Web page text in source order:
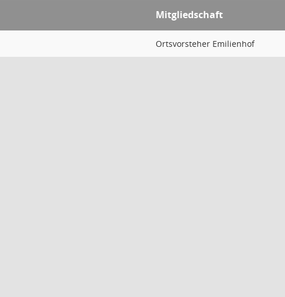
Mitgliedschaft
Ortsvorsteher Emilienhof